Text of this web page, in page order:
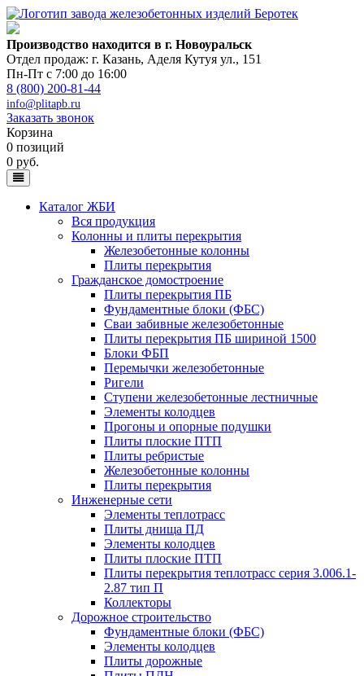
Производство находится в г. Новоуральск
Отдел продаж: г. Казань, Аделя Кутуя ул., 151
Пн-Пт с 7:00 до 16:00
8 (800) 200-81-44
info@plitapb.ru
Заказать звонок
Корзина
0 позиций
0 руб.
Каталог ЖБИ
Вся продукция
Колонны и плиты перекрытия
Железобетонные колонны
Плиты перекрытия
Гражданское домостроение
Плиты перекрытия ПБ
Фундаментные блоки (ФБС)
Сваи забивные железобетонные
Плиты перекрытия ПБ шириной 1500
Блоки ФБП
Перемычки железобетонные
Ригели
Ступени железобетонные лестничные
Элементы колодцев
Прогоны и опорные подушки
Плиты плоские ПТП
Плиты ребристые
Железобетонные колонны
Плиты перекрытия
Инженерные сети
Элементы теплотрасс
Плиты днища ПД
Элементы колодцев
Плиты плоские ПТП
Плиты перекрытия теплотрасс серия 3.006.1-
2.87 тип П
Коллекторы
Дорожное строительство
Фундаментные блоки (ФБС)
Элементы колодцев
Плиты дорожные